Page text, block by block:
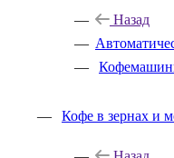
Назад
Кофе в зернах и